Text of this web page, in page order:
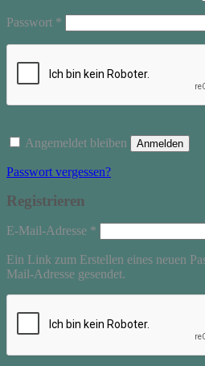
Passwort *
Angemeldet bleiben Anmelden
Passwort vergessen?
Registrieren
E-Mail-Adresse *
Ein Link zum Erstellen eines neuen
Mail-Adresse gesendet.